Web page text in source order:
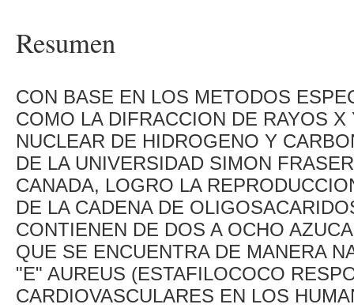
Resumen
CON BASE EN LOS METODOS
COMO LA DIFRACCION DE RAYOS
NUCLEAR DE HIDROGENO Y
DE LA UNIVERSIDAD SIMON
CANADA, LOGRO LA
DE LA CADENA DE
CONTIENEN DE DOS A OCHO
QUE SE ENCUENTRA DE MANERA
"E" AUREUS (ESTAFILOCOCO
CARDIOVASCULARES EN LOS